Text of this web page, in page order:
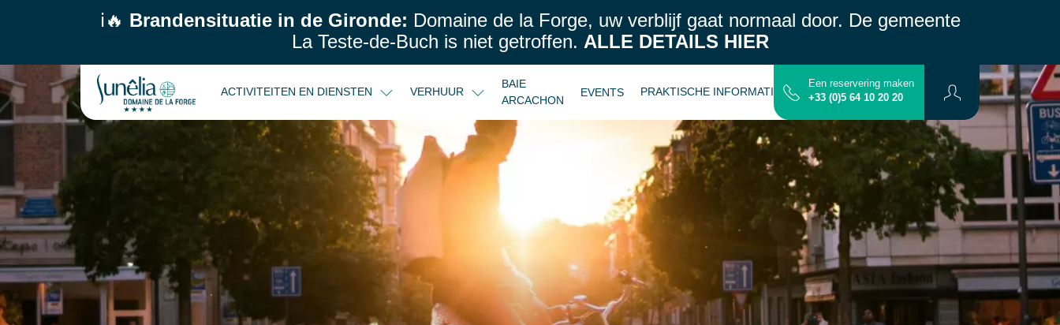
ℹ️🔥 Brandensituatie in de Gironde: Domaine de la Forge, uw verblijf gaat normaal door. De gemeente
La Teste-de-Buch is niet getroffen. ALLE DETAILS HIER
ACTIVITEITEN EN DIENSTEN VERHUUR
BAIE
ARCACHON
EVENTS PRAKTISCHE INFORMATIE CONTACT PLATTERGROND
Een reservering maken
+33 (0)5 64 10 20 20